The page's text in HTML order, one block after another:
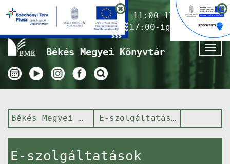
Nyitvatartás ma:11:00–17:00
(Gyermekkönyvtár 17:00-ig)
Békés Megyei Könyvtár
Békés Megyei Könyvtár E-szolgáltatások
E-szolgáltatások